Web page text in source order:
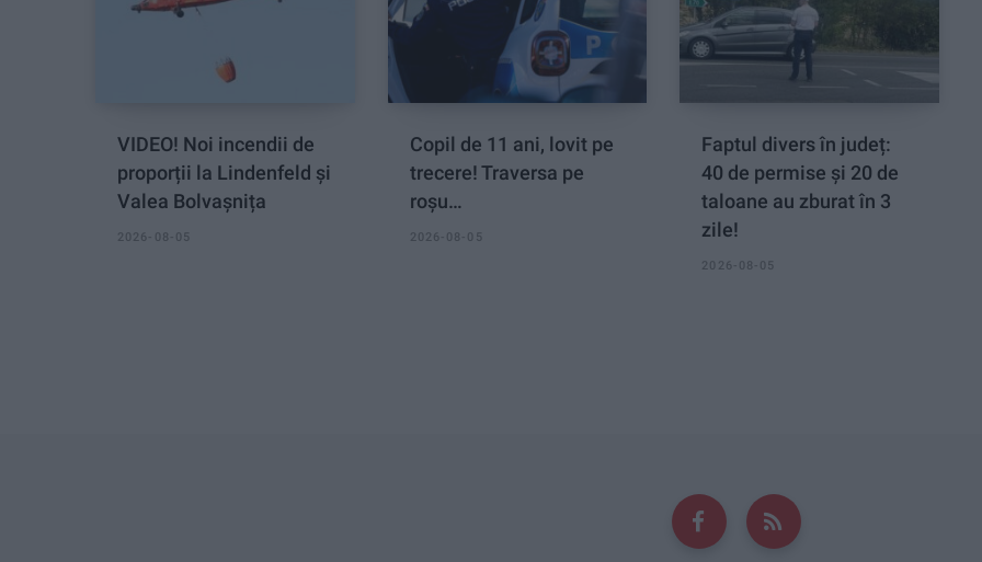
VIDEO! Noi incendii de
proporții la Lindenfeld și
Valea Bolvașnița
2026-08-05
Copil de 11 ani, lovit pe
trecere! Traversa pe
roșu…
2026-08-05
Faptul divers în județ:
40 de permise și 20 de
taloane au zburat în 3
zile!
2026-08-05